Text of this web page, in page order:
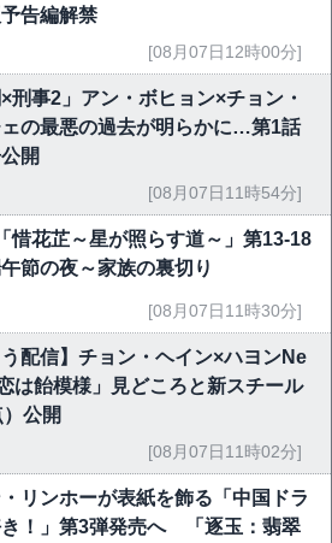
告編解禁
[08月07日12時00分]
×刑事2」アン・ボヒョン×チョン・
ェの最悪の過去が明らかに…第1話
開
[08月07日11時54分]
惜花芷～星が照らす道～」第13-18
節の夜～家族の裏切り
[08月07日11時30分]
う配信】チョン・ヘイン×ハヨンNe
は飴模様」見どころと新スチール
）公開
[08月07日11時02分]
リンホーが表紙を飾る「中国ドラ
き！」第3弾発売へ 「逐玉：翡翠